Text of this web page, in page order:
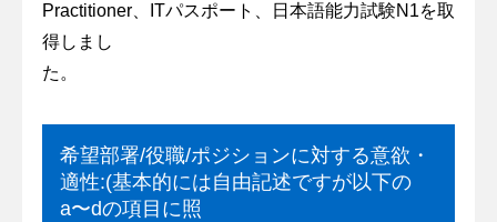
Practitioner、ITパスポート、日本語能力試験N1を取
得しまし
た。
希望部署/役職/ポジションに対する意欲・
適性:(基本的には自由記述ですが以下の
a〜dの項目に照